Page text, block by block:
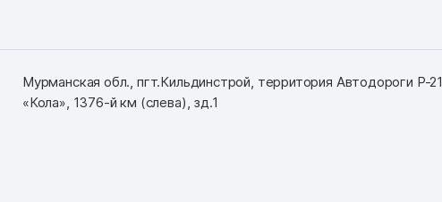
Мурманская обл., пгт.Кильдинстрой, территория Автодороги Р-21
«Кола», 1376-й км (слева), зд.1